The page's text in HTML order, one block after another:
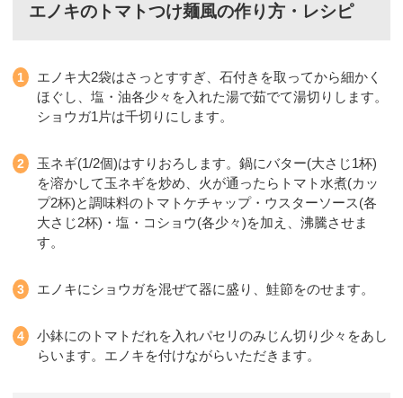
エノキのトマトつけ麺風の作り方・レシピ
エノキ大2袋はさっとすすぎ、石付きを取ってから細かく
ほぐし、塩・油各少々を入れた湯で茹でて湯切りします。
ショウガ1片は千切りにします。
玉ネギ(1/2個)はすりおろします。鍋にバター(大さじ1杯)
を溶かして玉ネギを炒め、火が通ったらトマト水煮(カッ
プ2杯)と調味料のトマトケチャップ・ウスターソース(各
大さじ2杯)・塩・コショウ(各少々)を加え、沸騰させま
す。
エノキにショウガを混ぜて器に盛り、鮭節をのせます。
小鉢にのトマトだれを入れパセリのみじん切り少々をあし
らいます。エノキを付けながらいただきます。